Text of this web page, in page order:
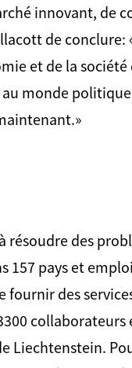
innovant, de
de
et de la
monde
résoudre des
157 pays et
des
collaborateurs
Liechtenstein.